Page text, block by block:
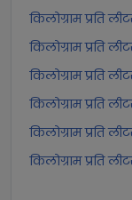
किलोग्राम प्रति
किलोग्राम प्रति
किलोग्राम प्रति
किलोग्राम प्रति
किलोग्राम प्रति
किलोग्राम प्रति